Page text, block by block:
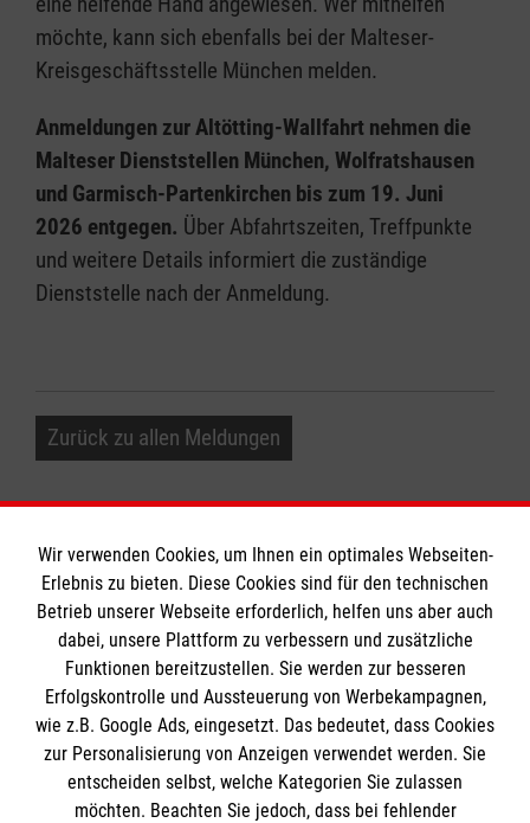
möchte, kann sich ebenfalls bei der Malteser-
Kreisgeschäftsstelle München melden.
Anmeldungen zur Altötting-Wallfahrt nehmen die
Malteser Dienststellen München, Wolfratshausen
und Garmisch-Partenkirchen bis zum 19. Juni
2026 entgegen. Über Abfahrtszeiten, Treffpunkte
und weitere Details informiert die zuständige
Dienststelle nach der Anmeldung.
Zurück zu allen Meldungen
Informationen
Impressum
Datenschutz
Kontakt
Barrierefreiheit
Die Malteser
Wir verwenden Cookies, um Ihnen ein optimales Webseiten-
Erlebnis zu bieten. Diese Cookies sind für den technischen
Betrieb unserer Webseite erforderlich, helfen uns aber auch
dabei, unsere Plattform zu verbessern und zusätzliche
Funktionen bereitzustellen. Sie werden zur besseren
Erfolgskontrolle und Aussteuerung von Werbekampagnen,
wie z.B. Google Ads, eingesetzt. Das bedeutet, dass Cookies
zur Personalisierung von Anzeigen verwendet werden. Sie
entscheiden selbst, welche Kategorien Sie zulassen
möchten. Beachten Sie jedoch, dass bei fehlender